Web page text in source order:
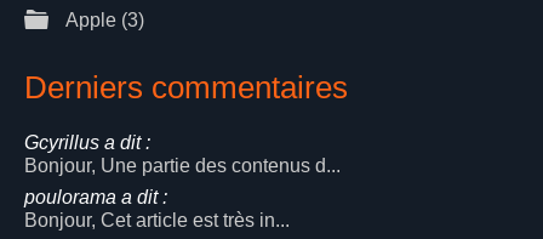
Apple (3)
Derniers commentaires
Gcyrillus a dit :
Bonjour, Une partie des contenus d...
poulorama a dit :
Bonjour, Cet article est très in...